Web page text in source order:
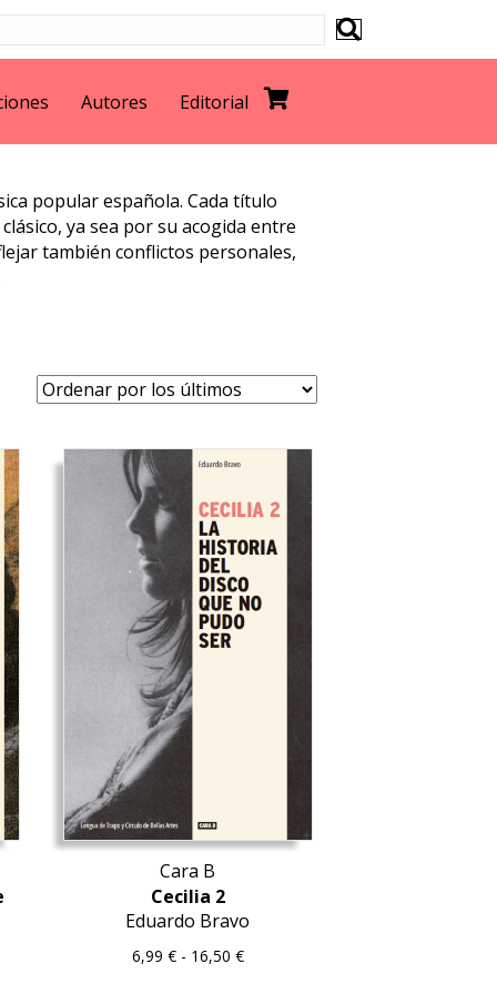
Autores Editorial
popular española. Cada título
ya sea por su acogida entre
también conflictos personales,
Cara B
Cecilia 2
Eduardo Bravo
6,99 € - 16,50 €Rango